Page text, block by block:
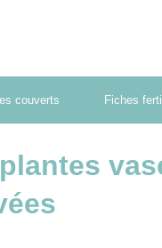
couverts Fiches